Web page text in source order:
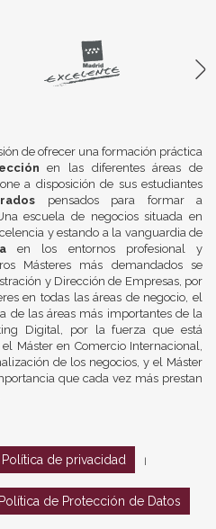
de ofrecer una formación práctica
en las diferentes áreas de
a disposición de sus estudiantes
pensados para formar a
escuela de negocios situada en
y estando a la vanguardia de
en los entornos profesional y
Másteres más demandados se
y Dirección de Empresas, por
en todas las áreas de negocio, el
de las áreas más importantes de la
Digital, por la fuerza que está
Máster en Comercio Internacional,
de los negocios, y el Máster
que cada vez más prestan
Política de privacidad
Política de Protección de Datos